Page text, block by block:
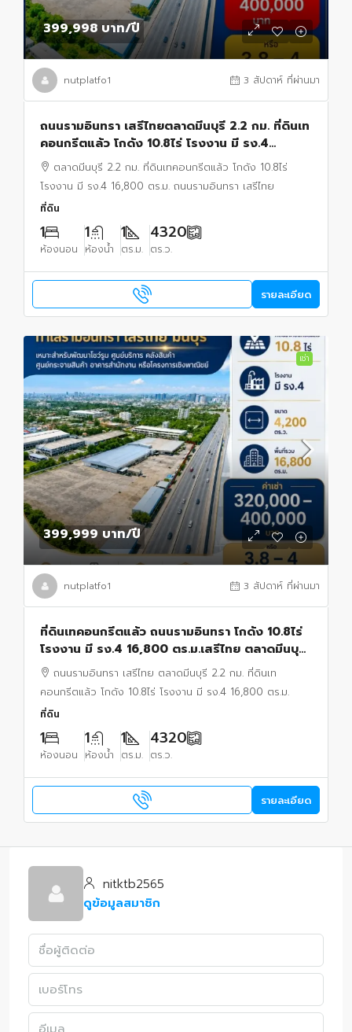
399,998 บาท/ปี
nutplatfo1 3 สัปดาห์ ที่ผ่านมา
ถนนรามอินทรา เสรีไทยตลาดมีนบุรี 2.2 กม. ที่ดินเท
คอนกรีตแล้ว โกดัง 10.8ไร่ โรงงาน มี รง.4
16,800 ตร.ม.
ตลาดมีนบุรี 2.2 กม. ที่ดินเทคอนกรีตแล้ว โกดัง 10.8ไร่
โรงงาน มี รง.4 16,800 ตร.ม. ถนนรามอินทรา เสรีไทย
ที่ดิน
1
ห้องนอน
1
ห้องน้ำ
1
ตร.ม.
4320
ตร.ว.
รายละเอียด
เช่า
399,999 บาท/ปี
nutplatfo1 3 สัปดาห์ ที่ผ่านมา
ที่ดินเทคอนกรีตแล้ว ถนนรามอินทรา โกดัง 10.8ไร่
โรงงาน มี รง.4 16,800 ตร.ม.เสรีไทย ตลาดมีนบุรี
2.2 กม.
ถนนรามอินทรา เสรีไทย ตลาดมีนบุรี 2.2 กม. ที่ดินเท
คอนกรีตแล้ว โกดัง 10.8ไร่ โรงงาน มี รง.4 16,800 ตร.ม.
ที่ดิน
1
ห้องนอน
1
ห้องน้ำ
1
ตร.ม.
4320
ตร.ว.
รายละเอียด
nitktb2565
ดูข้อมูลสมาชิก